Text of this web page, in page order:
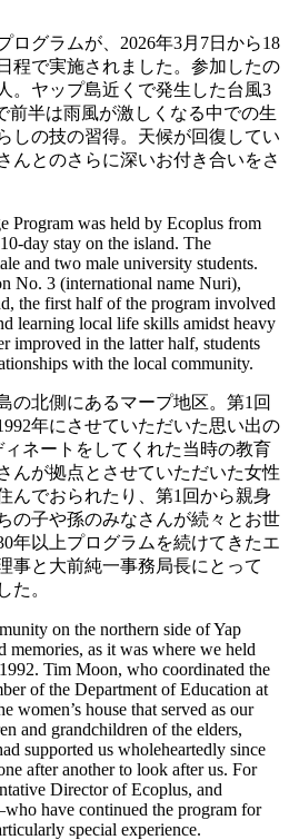
グラムが、2026年3月7日から18
程で実施されました。参加したの
。ヤップ島近くで発生した台風3
前半は雨風が激しくなる中での生
しの技の習得。天候が回復してい
んとのさらに深いお付き合いをさ
Program was held by Ecoplus from
day stay on the island. The
and two male university students.
No. 3 (international name Nuri),
the first half of the program involved
learning local life skills amidst heavy
improved in the latter half, students
with the local community.
北側にあるマープ地区。第1回
年にさせていただいた思い出の
ネートをしてくれた当時の教育
んが拠点とさせていただいた女性
んでおられたり、第1回から親身
の子や孫のみなさんが続々とお世
年以上プログラムを続けてきたエ
事と大前純一事務局長にとって
た。
on the northern side of Yap
memories, as it was where we held
Tim Moon, who coordinated the
of the Department of Education at
women’s house that served as our
and grandchildren of the elders,
supported us wholeheartedly since
after another to look after us. For
Director of Ecoplus, and
have continued the program for
special experience.